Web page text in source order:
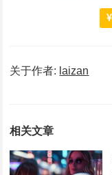
关于作者: laizan
相关文章